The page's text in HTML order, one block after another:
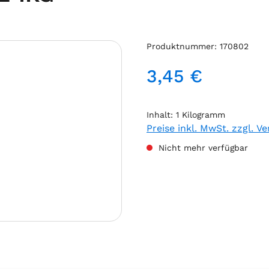
Produktnummer: 170802
Regulärer Preis:
3,45 €
Inhalt: 1 Kilogramm
Preise inkl. MwSt. zzgl.
Nicht mehr verfügbar